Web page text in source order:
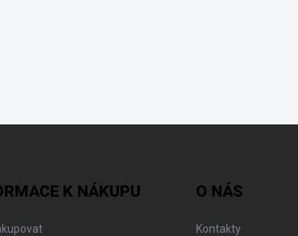
K NÁKUPU O NÁS
Kontakty